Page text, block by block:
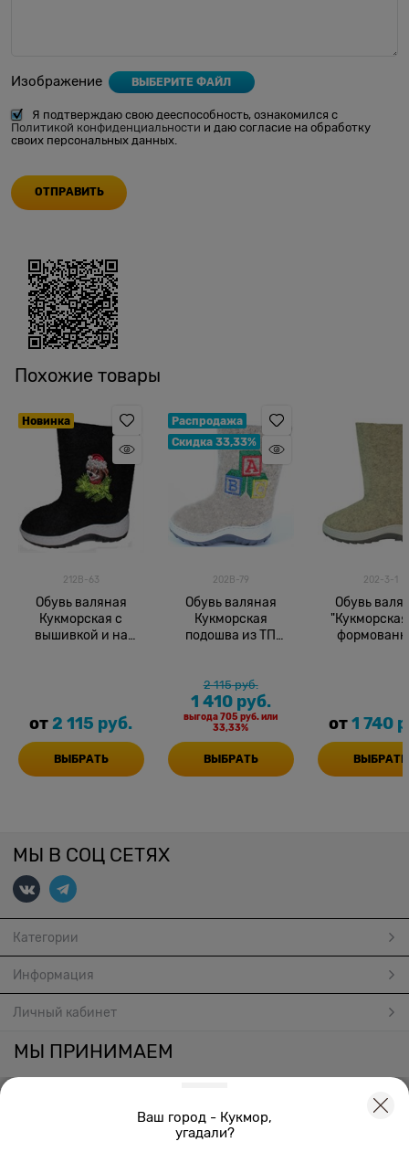
Изображение ВЫБЕРИТЕ ФАЙЛ
Я подтверждаю свою дееспособность, ознакомился с
Политикой конфиденциальности и даю согласие на обработку
своих персональных данных.
Похожие товары
Новинка
212В-63
Обувь валяная
Кукморская с
вышивкой и на
от2 115 руб.
ВЫБРАТЬ
Распродажа
Скидка 33,33%
202В-79
Обувь валяная
Кукморская
подошва из ТП
2 115 руб.
1 410 руб.
выгода705 руб.или
33,33%
ВЫБРАТЬ
202-3-1
Обувь
от1 740
ВЫБРАТЬ
МЫ В СОЦ СЕТЯХ
Категории
Информация
Личный кабинет
МЫ ПРИНИМАЕМ
© 2026
Ваш город - Кукмор,
угадали?